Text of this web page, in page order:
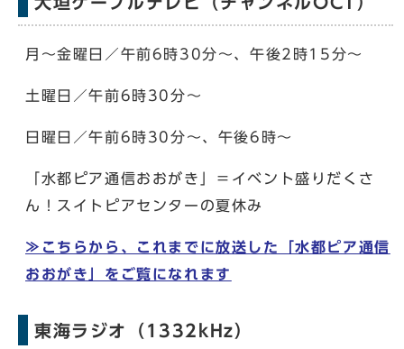
月～金曜日／午前6時30分～、午後2時15分～
土曜日／午前6時30分～
日曜日／午前6時30分～、午後6時～
「水都ピア通信おおがき」＝イベント盛りだくさ
ん！スイトピアセンターの夏休み
≫こちらから、これまでに放送した「水都ピア通信
おおがき」をご覧になれます
東海ラジオ（1332kHz）